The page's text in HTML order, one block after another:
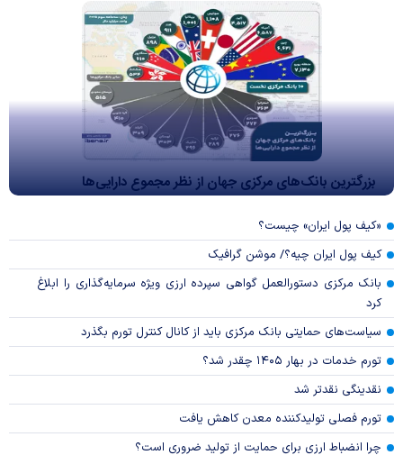
بزرگترین بانک‌های مرکزی جهان از نظر مجموع دارایی‌ها
«کیف پول ایران» چیست؟
کیف پول ایران چیه؟/ موشن گرافیک
بانک مرکزی دستورالعمل گواهی سپرده ارزی ویژه سرمایه‌گذاری را ابلاغ
کرد
سیاست‌های حمایتی بانک مرکزی باید از کانال کنترل تورم بگذرد
تورم خدمات در بهار ۱۴۰۵ چقدر شد؟
نقدینگی نقدتر شد
تورم فصلی تولیدکننده معدن کاهش یافت
چرا انضباط ارزی برای حمایت از تولید ضروری است؟